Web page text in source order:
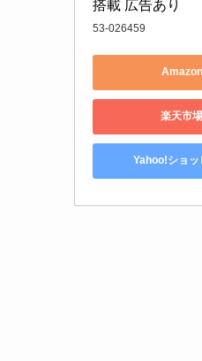
搭載 広告あり
53-026459
楽天市
Yahoo!ショッ